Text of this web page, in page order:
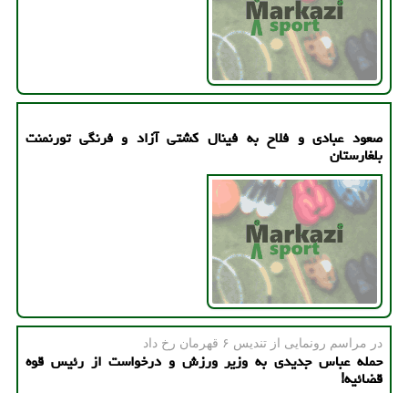
صعود عبادی و فلاح به فینال كشتی آزاد و فرنگی تورنمنت
بلغارستان
در مراسم رونمایی از تندیس ۶ قهرمان رخ داد
حمله عباس جدیدی به وزیر ورزش و درخواست از رئیس قوه
قضائیه!